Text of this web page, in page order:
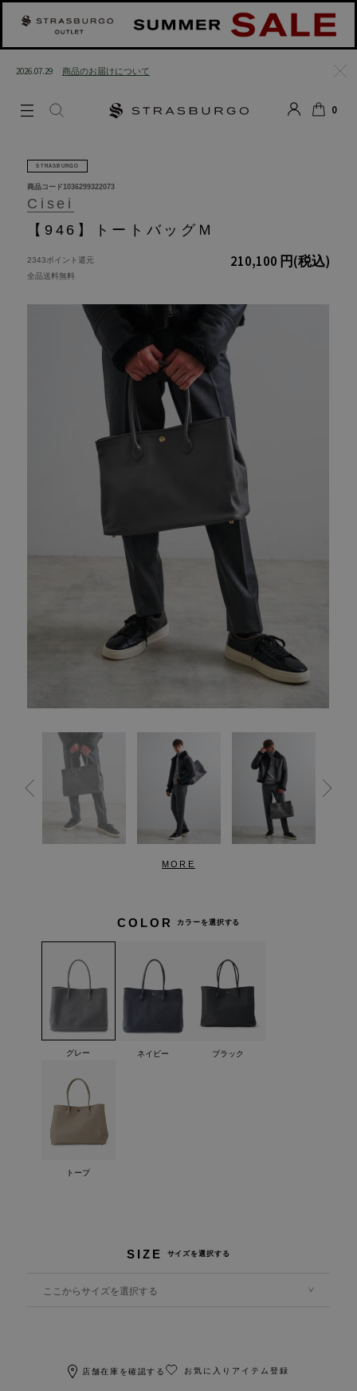
2026.07.29 商品のお届けについて
0
STRASBURGO
Cisei
【946】トートバッグＭ
商品コード1036299322073
210,100 円(税込)
2343ポイント還元
全品送料無料
MORE
COLOR カラーを選択する
グレー ネイビー ブラック
トープ
SIZE サイズを選択する
ここからサイズを選択する
店舗在庫を確認する お気に入りアイテム登録